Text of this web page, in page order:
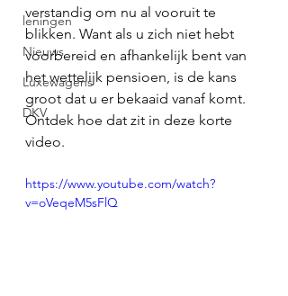
leningen
Nieuws
Luxewagens
DKV
verstandig om nu al vooruit te
blikken. Want als u zich niet hebt
voorbereid en afhankelijk bent van
het wettelijk pensioen, is de kans
groot dat u er bekaaid vanaf komt.
Ontdek hoe dat zit in deze korte
video.
https://www.youtube.com/watch?
v=oVeqeM5sFlQ